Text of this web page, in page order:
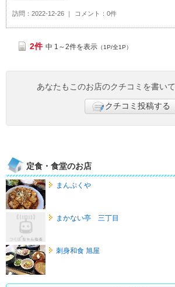
訪問 2022-12-26 コメント 0件
2件 中 1～2件を表示 （1P/全1P）
あなたもこのお店のクチコミを書い
クチコミ投稿する
定食・食堂のお店
まんぷくや
まかない亭 三丁目
刺身和食 旭屋